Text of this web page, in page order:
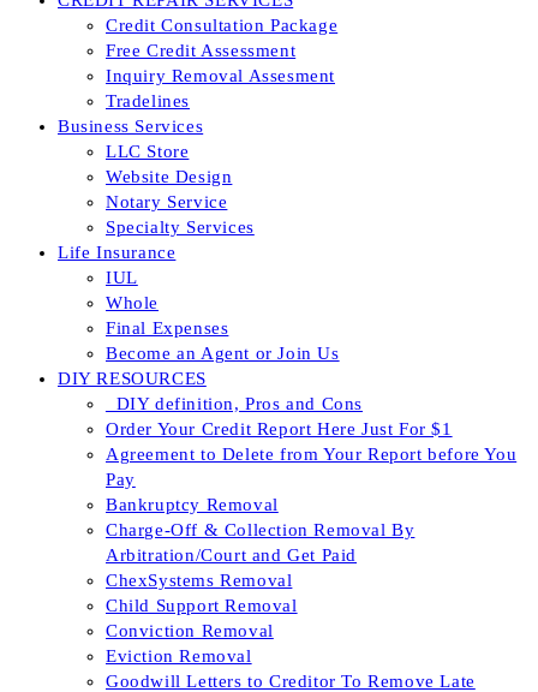
Credit Consultation Package
Free Credit Assessment
Inquiry Removal Assesment
Tradelines
Business Services
LLC Store
Website Design
Notary Service
Specialty Services
Life Insurance
IUL
Whole
Final Expenses
Become an Agent or Join Us
DIY RESOURCES
_DIY definition, Pros and Cons
Order Your Credit Report Here Just For $1
Agreement to Delete from Your Report before You
Pay
Bankruptcy Removal
Charge-Off & Collection Removal By
Arbitration/Court and Get Paid
ChexSystems Removal
Child Support Removal
Conviction Removal
Eviction Removal
Goodwill Letters to Creditor To Remove Late